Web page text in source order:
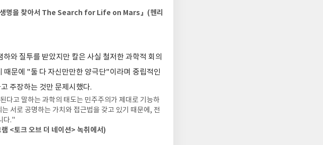
생명을 찾아서 The Search for Life on Mars』(헨리
와 질투를 받았지만 칼은 사실 철저한 과학적 회의
때문에 "둘 다 자신만만한 양극단"이라며 중립적인
주장하는 것만 문제시했다.
다고 말하는 과학의 태도는 민주주의가 제대로 기능하
서로 공명하는 가치와 접근법을 갖고 있기 때문에, 전
다."
<토크 오브 더 네이션> 녹취에서)